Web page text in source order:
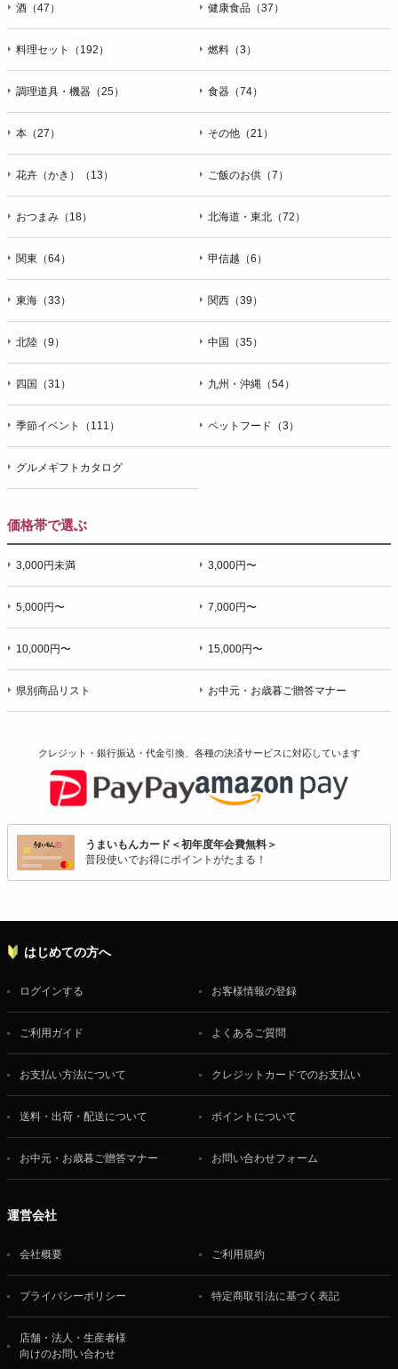
酒（47） 健康食品（37）
料理セット（192） 燃料（3）
調理道具・機器（25） 食器（74）
本（27） その他（21）
花卉（かき）（13） ご飯のお供（7）
おつまみ（18） 北海道・東北（72）
関東（64） 甲信越（6）
東海（33） 関西（39）
北陸（9） 中国（35）
四国（31） 九州・沖縄（54）
季節イベント（111） ペットフード（3）
グルメギフトカタログ
価格帯で選ぶ
3,000円未満 3,000円〜
5,000円〜 7,000円〜
10,000円〜 15,000円〜
県別商品リスト お中元・お歳暮ご贈答マナー
クレジット・銀行振込・代金引換、各種の決済サービスに対応しています
うまいもんカード＜初年度年会費無料＞
普段使いでお得にポイントがたまる！
はじめての方へ
ログインする お客様情報の登録
ご利用ガイド よくあるご質問
お支払い方法について クレジットカードでのお支払い
送料・出荷・配送について ポイントについて
お中元・お歳暮ご贈答マナー お問い合わせフォーム
運営会社
会社概要 ご利用規約
プライバシーポリシー 特定商取引法に基づく表記
店舗・法人・生産者様
向けのお問い合わせ